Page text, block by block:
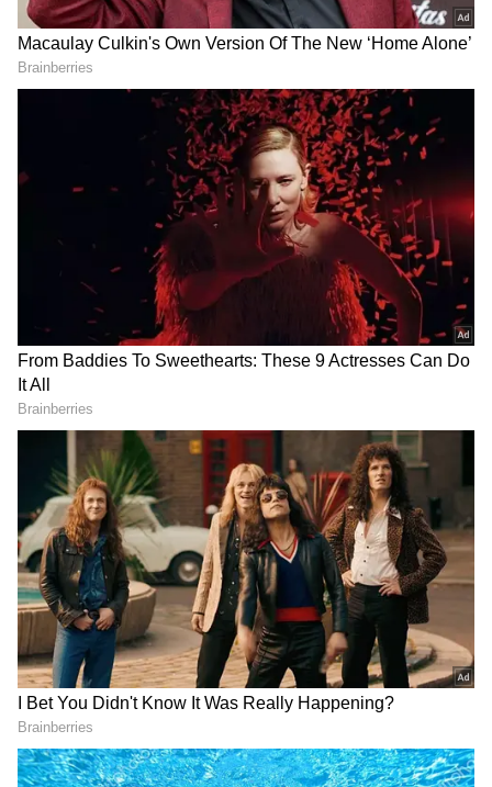
தேர்வாக்குங்கள்
2
Meesai Rajendran
அந்த வகையில் தமிழ் சினிமாவில்
பல்வேறு படங்களில் குணச்சித்திர
வேடங்களிலும், நகைச்சுவை வேடங்களிலும்